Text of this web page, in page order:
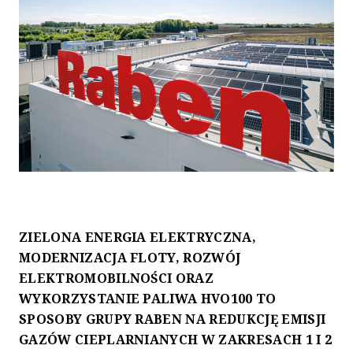
ZIELONA ENERGIA ELEKTRYCZNA,
MODERNIZACJA FLOTY, ROZWÓJ
ELEKTROMOBILNOŚCI ORAZ
WYKORZYSTANIE PALIWA HVO100 TO
SPOSOBY GRUPY RABEN NA REDUKCJĘ EMISJI
GAZÓW CIEPLARNIANYCH W ZAKRESACH 1 I 2